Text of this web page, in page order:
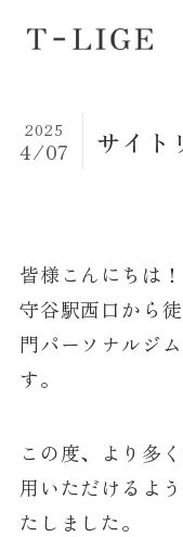
サイト
2025
4/07
皆様こんにちは！
守谷駅西口から
門パーソナルジ
す。
この度、より多
用いただけるよ
たしました。